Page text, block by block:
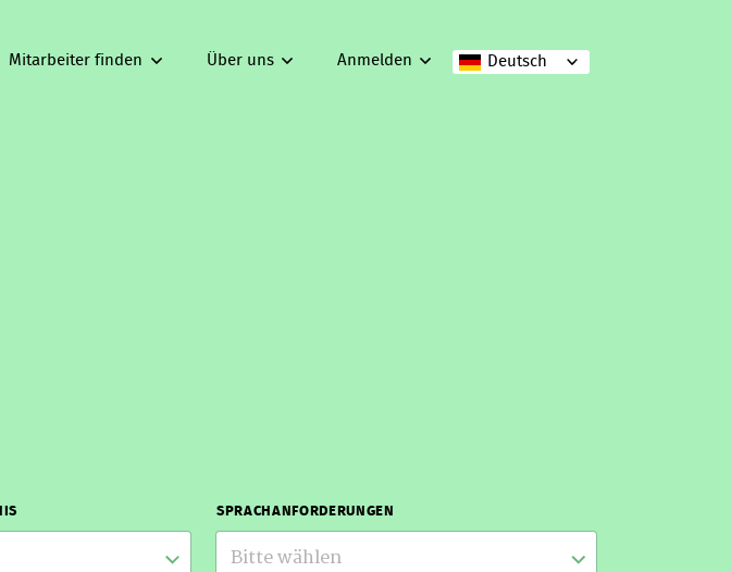
Deutsch
Mitarbeiter finden Über uns Anmelden
SPRACHANFORDERUNGEN
Bitte wählen